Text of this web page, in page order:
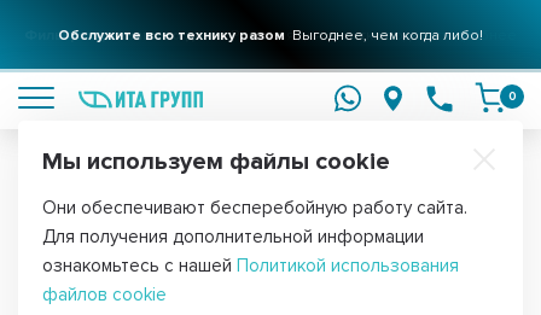
Обслужите всю технику разом Выгоднее, чем когда либо!
Фильтры для вашего домаРешения для очистки воды подробнее
0
Главная Запчасти для воздушного оборудования
ТЭНы гибкие сухие
Мы используем файлы cookie
Они обеспечивают бесперебойную работу сайта.
Для получения дополнительной информации
ознакомьтесь с нашей Политикой использования
файлов cookie